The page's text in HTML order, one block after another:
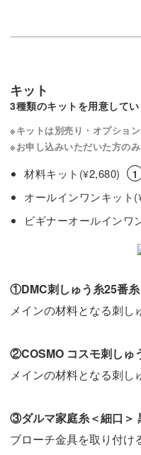
キット
3種類のキットを用意してい
※キットは別売り・オプション
※お申し込みいただいた方の
材料キット(¥2,680) 1
オールインワンキット(
ビギナーオールインワ
①DMC刺しゅう糸25番
メインの材料となる刺し
②COSMO コスモ刺しゅ
メインの材料となる刺し
③ダルマ家庭糸＜細口＞
ブローチ金具を取り付け